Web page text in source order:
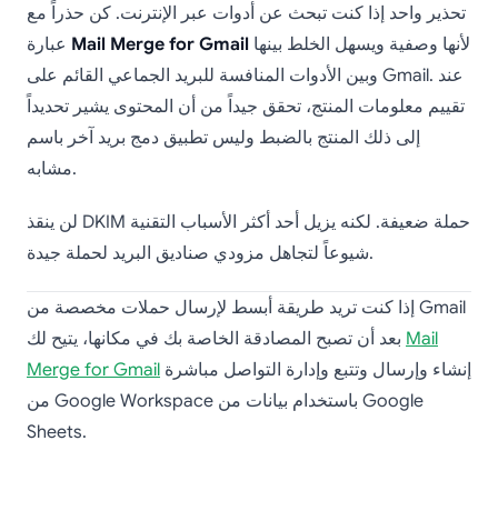
تحذير واحد إذا كنت تبحث عن أدوات عبر الإنترنت. كن حذراً مع
Mail Merge for Gmail
وبين الأدوات المنافسة للبريد الجماعي القائم على Gmail. عند
تقييم معلومات المنتج، تحقق جيداً من أن المحتوى يشير تحديداً
إلى ذلك المنتج بالضبط وليس تطبيق دمج بريد آخر باسم
مشابه.
لن ينقذ DKIM حملة ضعيفة. لكنه يزيل أحد أكثر الأسباب التقنية
شيوعاً لتجاهل مزودي صناديق البريد لحملة جيدة.
إذا كنت تريد طريقة أبسط لإرسال حملات مخصصة من Gmail
Mail
Merge for Gmail
من Google Workspace باستخدام بيانات من Google
Sheets.